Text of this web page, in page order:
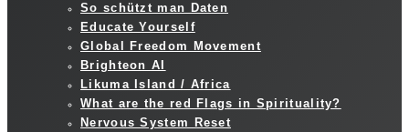
So schützt man Daten
Educate Yourself
Global Freedom Movement
Brighteon AI
Likuma Island / Africa
What are the red Flags in Spirituality?
Nervous System Reset